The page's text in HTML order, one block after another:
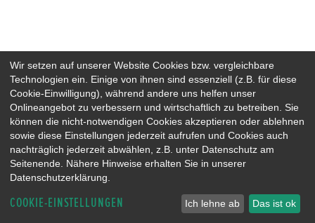
Wir setzen auf unserer Website Cookies bzw. vergleichbare
Technologien ein. Einige von ihnen sind essenziell (z.B. für diese
Cookie-Einwilligung), während andere uns helfen unser
Onlineangebot zu verbessern und wirtschaftlich zu betreiben. Sie
können die nicht-notwendigen Cookies akzeptieren oder ablehnen
sowie diese Einstellungen jederzeit aufrufen und Cookies auch
nachträglich jederzeit abwählen, z.B. unter Datenschutz am
Seitenende. Nähere Hinweise erhalten Sie in unserer
Datenschutzerklärung.
COOKIE-EINSTELLUNGEN Ich lehne ab Das ist ok